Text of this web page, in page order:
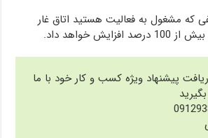
که مشغول به فعالیت هستید اتاق غار
خواهد داد.
پیشنهاد ویژه کسب و کار خود با ما